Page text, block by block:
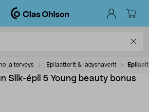
ja terveys Epilaattorit & ladyshaverit
Silk-épil 5 Young beauty bonus